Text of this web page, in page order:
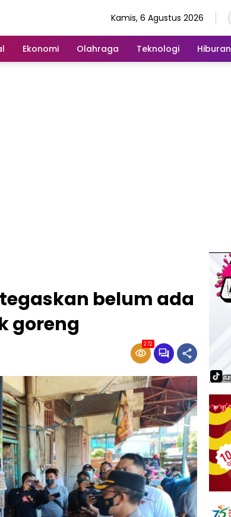
Kamis, 6 Agustus 2026
Ekonomi Olahraga Teknologi Hiburan
belum ada
goreng
272